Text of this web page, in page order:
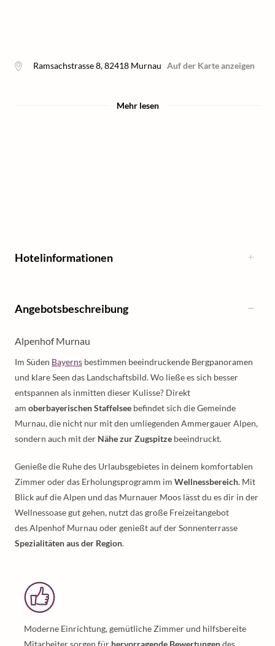
Ramsachstrasse 8,82418 Murnau Auf der Karte anzeigen
Mehr lesen
Hotelinformationen
Angebotsbeschreibung
Alpenhof Murnau
Im Süden Bayerns bestimmen beeindruckende Bergpanoramen
und klare Seen das Landschaftsbild. Wo ließe es sich besser
entspannen als inmitten dieser Kulisse? Direkt
am oberbayerischen Staffelsee befindet sich die Gemeinde
Murnau, die nicht nur mit den umliegenden Ammergauer Alpen,
sondern auch mit der Nähe zur Zugspitze beeindruckt.
Genieße die Ruhe des Urlaubsgebietes in deinem komfortablen
Zimmer oder das Erholungsprogramm im Wellnessbereich. Mit
Blick auf die Alpen und das Murnauer Moos lässt du es dir in der
Wellnessoase gut gehen, nutzt das große Freizeitangebot
des Alpenhof Murnau oder genießt auf der Sonnenterrasse
Spezialitäten aus der Region.
Moderne Einrichtung, gemütliche Zimmer und hilfsbereite
Mitarbeiter sorgen für hervorragende Bewertungendes